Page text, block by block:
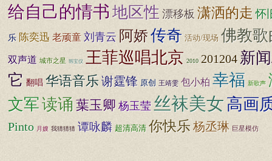
给自己的情书地区性 漂移板 潇洒的走 怀
乐 陈奕迅 老顽童 刘青云 阿娇传奇 活动/现场 佛教歌
双声道 城市之星 韩宝仪 王菲巡唱北京 2010 201204 新
它 翻唱 华语音乐谢霆锋 原创 王靖雯 包小柏 幸福 新歌声
文军读诵 葉玉卿 杨玉莹 丝袜美女高画
Pinto 月嫂 我猜猜猜 谭咏麟 超清高清 你快乐杨丞琳 巨星模仿